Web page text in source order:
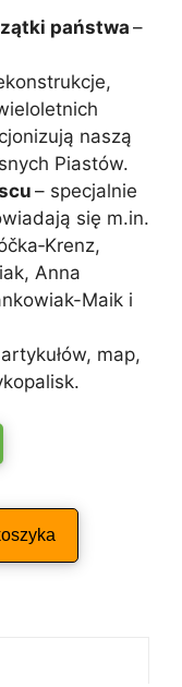
państwa –
naszą
Piastów.
– specjalnie
się m.in.
Anna
Maik i
map,